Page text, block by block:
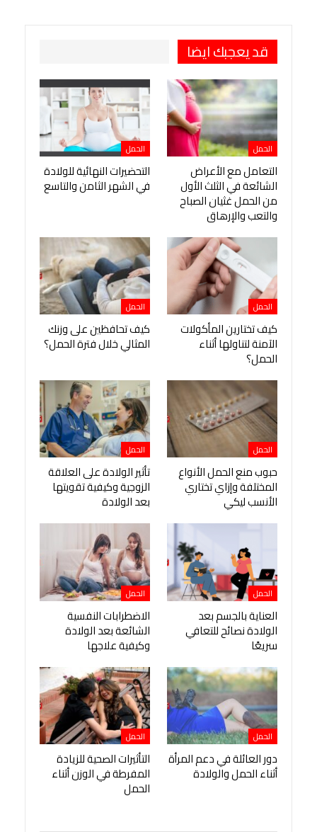
قد يعجبك ايضا
الحمل
التعامل مع الأعراض
الشائعة في الثلث الأول
من الحمل غثيان الصباح
والتعب والإرهاق
الحمل
التحضيرات النهائية للولادة
في الشهر الثامن والتاسع
الحمل
كيف تختارين المأكولات
الآمنة لتناولها أثناء
الحمل؟
الحمل
كيف تحافظين على وزنك
المثالي خلال فترة الحمل؟
الحمل
حبوب منع الحمل الأنواع
المختلفة وإزاي تختاري
الأنسب ليكي
الحمل
تأثير الولادة على العلاقة
الزوجية وكيفية تقويتها
بعد الولادة
الحمل
العناية بالجسم بعد
الولادة نصائح للتعافي
سريعًا
الحمل
الاضطرابات النفسية
الشائعة بعد الولادة
وكيفية علاجها
الحمل
دور العائلة في دعم المرأة
أثناء الحمل والولادة
الحمل
التأثيرات الصحية للزيادة
المفرطة في الوزن أثناء
الحمل